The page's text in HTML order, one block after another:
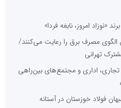
«نوزاد امروز، نابغه فردا»
الگوی مصرف برق را رعایت می‌کنند/
مراکز تجاری، اداری و مجتمع‌های بین‌راهی
فولاد خوزستان در آستانه